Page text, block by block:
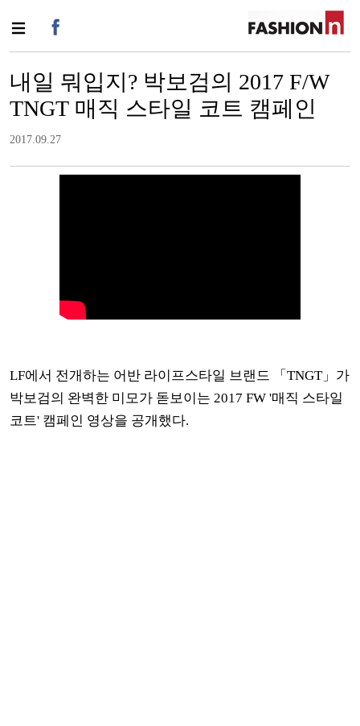
내일 뭐입지? 박보검의 2017 F/W
TNGT 매직 스타일 코트 캠페인
2017.09.27
LF에서 전개하는 어반 라이프스타일 브랜드 「TNGT」가
박보검의 완벽한 미모가 돋보이는 2017 FW '매직 스타일
코트' 캠페인 영상을 공개했다.